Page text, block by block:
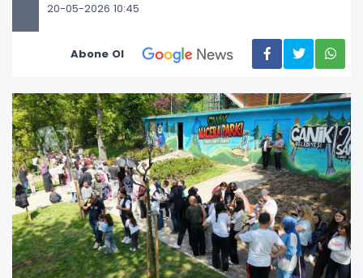
20-05-2026 10:45
Abone Ol